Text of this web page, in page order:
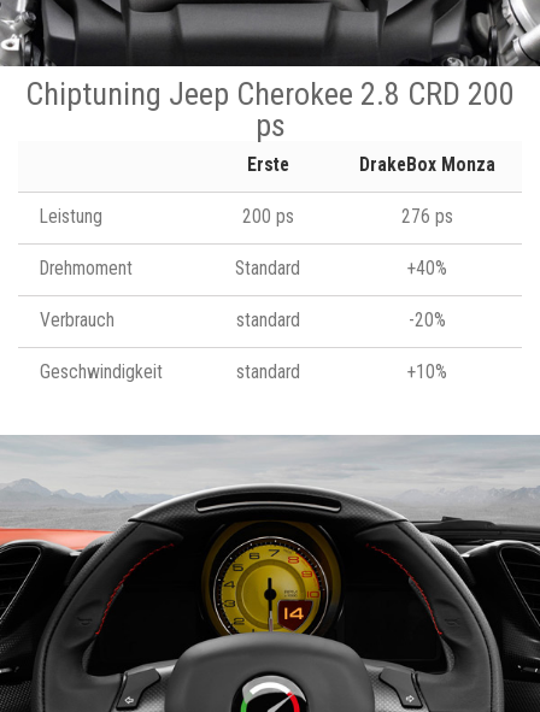
Chiptuning Jeep Cherokee 2.8 CRD 200
ps
Erste DrakeBox Monza
Leistung 200 ps 276 ps
Drehmoment Standard +40%
Verbrauch standard -20%
Geschwindigkeit standard +10%